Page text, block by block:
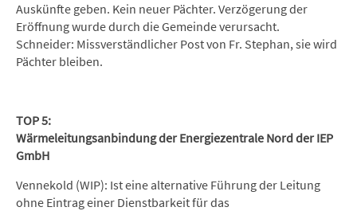
Auskünfte geben. Kein neuer Pächter. Verzögerung der
Eröffnung wurde durch die Gemeinde verursacht.
Schneider: Missverständlicher Post von Fr. Stephan, sie wird
Pächter bleiben.
TOP 5:
Wärmeleitungsanbindung der Energiezentrale Nord der IEP
GmbH
Vennekold (WIP): Ist eine alternative Führung der Leitung
ohne Eintrag einer Dienstbarkeit für das